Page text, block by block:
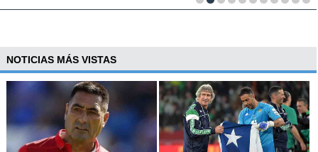
NOTICIAS MÁS VISTAS